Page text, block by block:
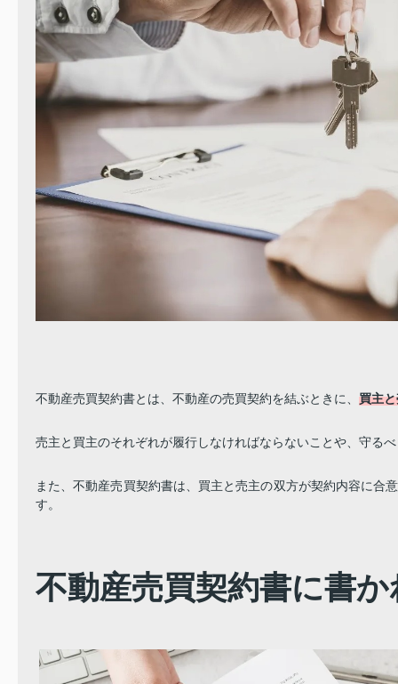
不動産売買契約書とは、不動産の売買契約を結ぶときに、 買主
売主と買主のそれぞれが履行しなければならないことや、守る
また、不動産売買契約書は、買主と売主の双方が契約内容に合
す。
不動産売買契約書に書